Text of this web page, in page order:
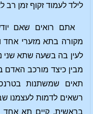
לילד לעמוד זקוף זמן רב
אתם רואים שאם
מקורה בתא מזערי אחד
לעין בה בשעה שתא שני
מבין כיצד מורכב האדם
תאים שמשתנות
רשאים לדמות לעצמנו
בראשית, קיים תא אחד